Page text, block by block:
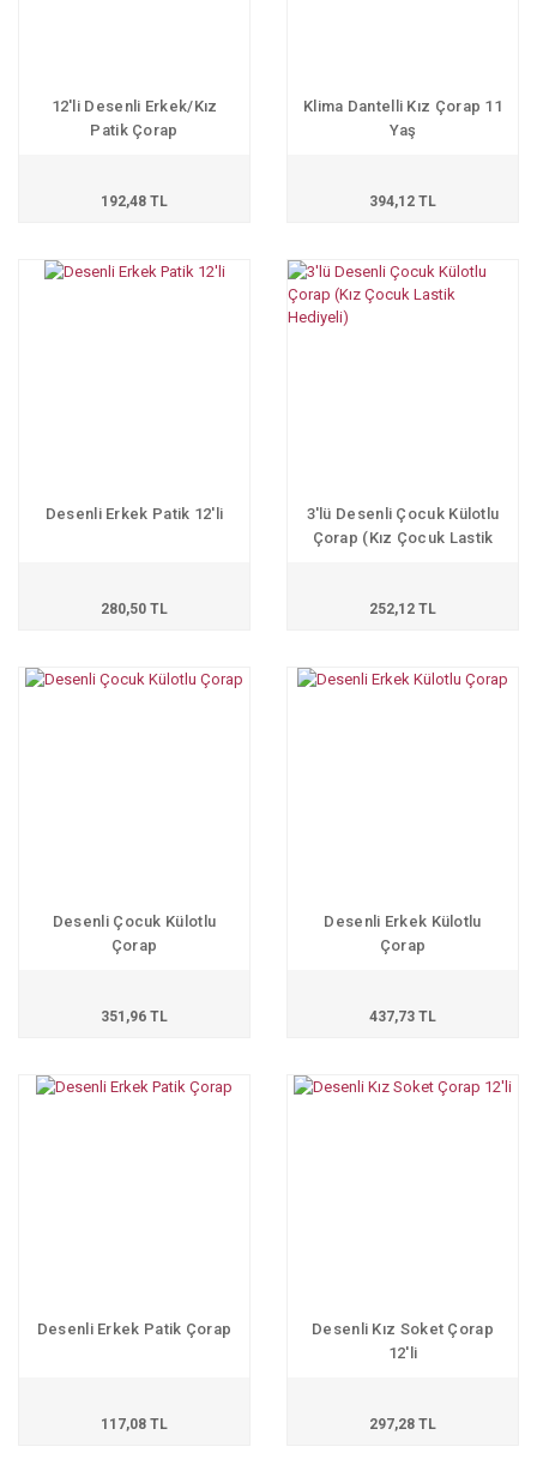
12'li Desenli Erkek/Kız
Patik Çorap
192,48 TL
Klima Dantelli Kız Çorap 11
Yaş
394,12 TL
Desenli Erkek Patik 12'li
280,50 TL
3'lü Desenli Çocuk Külotlu
Çorap (Kız Çocuk Lastik
252,12 TL
Desenli Çocuk Külotlu
Çorap
351,96 TL
Desenli Erkek Külotlu
Çorap
437,73 TL
Desenli Erkek Patik Çorap
117,08 TL
Desenli Kız Soket Çorap
12'li
297,28 TL